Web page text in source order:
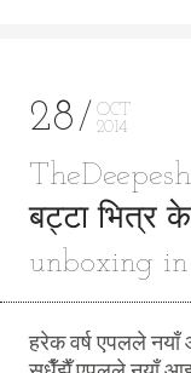
28
OCT
2014
बट्टा भित्र
unboxing
हरेक वर्ष एपलले नयाँ